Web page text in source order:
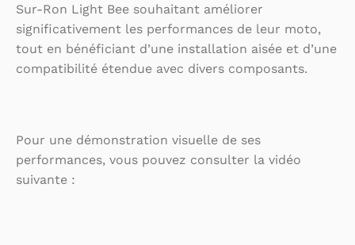
Sur-Ron Light Bee souhaitant améliorer
significativement les performances de leur moto,
tout en bénéficiant d’une installation aisée et d’une
compatibilité étendue avec divers composants.
Pour une démonstration visuelle de ses
performances, vous pouvez consulter la vidéo
suivante :